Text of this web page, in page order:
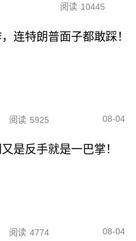
阅读 10445
连特朗普面子都敢踩！
阅读 5925 08-04
是反手就是一巴掌！
阅读 4774 08-04